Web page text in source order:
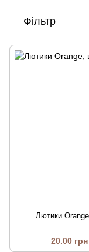
Фільтр
Лютики
20.00 грн